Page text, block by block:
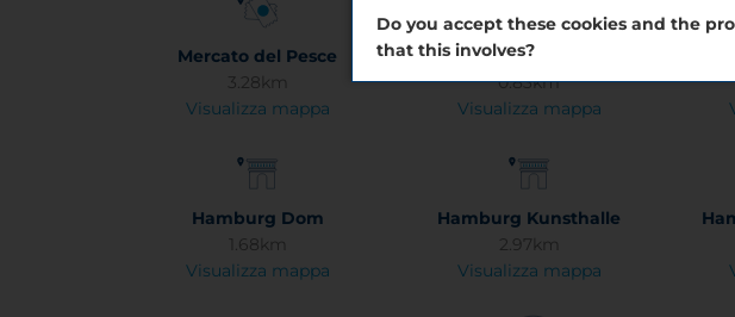
Mercato del Pesce
3.28km
Visualizza mappa
Große Freiheit
0.83km
Visualizza mappa
Hamburg Dom
1.68km
Visualizza mappa
Hamburg Kunsthalle
2.97km
Visualizza mappa
Do you accept these cookies and the
that this involves?